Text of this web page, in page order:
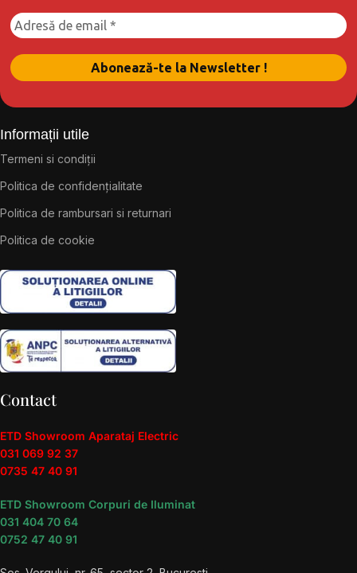
Informații utile
Termeni si condiții
Politica de confidențialitate
Politica de rambursari si returnari
Politica de cookie
Contact
ETD Showroom Aparataj Electric
031 069 92 37
0735 47 40 91
ETD Showroom Corpuri de Iluminat
031 404 70 64
0752 47 40 91